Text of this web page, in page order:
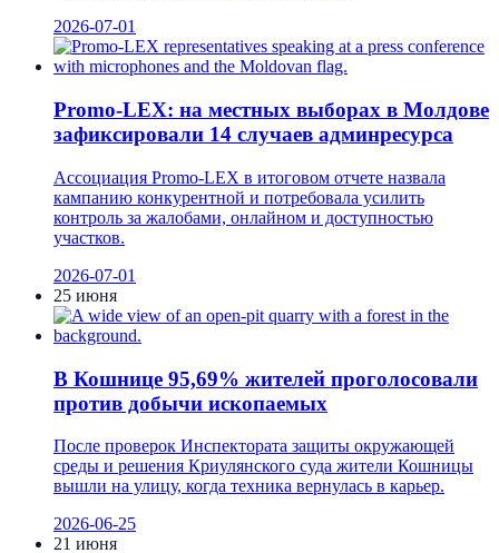
2026-07-01
Promo-LEX: на местных выборах в Молдове
зафиксировали 14 случаев админресурса
Ассоциация Promo-LEX в итоговом отчете назвала
кампанию конкурентной и потребовала усилить
контроль за жалобами, онлайном и доступностью
участков.
2026-07-01
25 июня
В Кошнице 95,69% жителей проголосовали
против добычи ископаемых
После проверок Инспектората защиты окружающей
среды и решения Криулянского суда жители Кошницы
вышли на улицу, когда техника вернулась в карьер.
2026-06-25
21 июня